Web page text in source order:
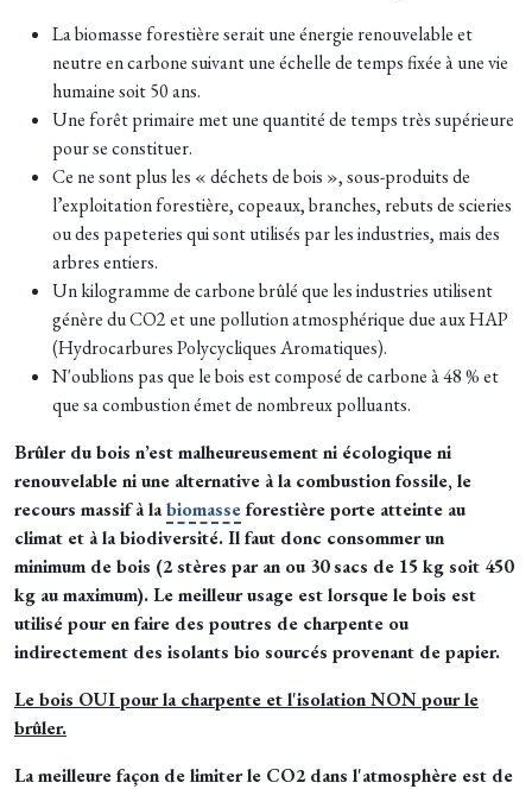
La biomasse forestière serait une énergie renouvelable et
neutre en carbone suivant une échelle de temps fixée à une vie
humaine soit 50 ans.
Une forêt primaire met une quantité de temps très supérieure
pour se constituer.
Ce ne sont plus les « déchets de bois », sous-produits de
l’exploitation forestière, copeaux, branches, rebuts de scieries
ou des papeteries qui sont utilisés par les industries, mais des
arbres entiers.
Un kilogramme de carbone brûlé que les industries utilisent
génère du CO2 et une pollution atmosphérique due aux HAP
(Hydrocarbures Polycycliques Aromatiques).
N'oublions pas que le bois est composé de carbone à 48 % et
que sa combustion émet de nombreux polluants.
Brûler du bois n’est malheureusement ni écologique ni
renouvelable ni une alternative à la combustion fossile, le
recours massif à labiomasseforestière porte atteinte au
climat et à la biodiversité. Il faut donc consommer un
minimum de bois (2 stères par an ou 30 sacs de 15 kg soit 450
kg au maximum). Le meilleur usage est lorsque le bois est
utilisé pour en faire des poutres de charpente ou
indirectement des isolants bio sourcés provenant de papier.
Le bois OUI pour la charpente et l'isolation NON pour le
brûler.
La meilleure façon de limiter le CO2 dans l'atmosphère est de